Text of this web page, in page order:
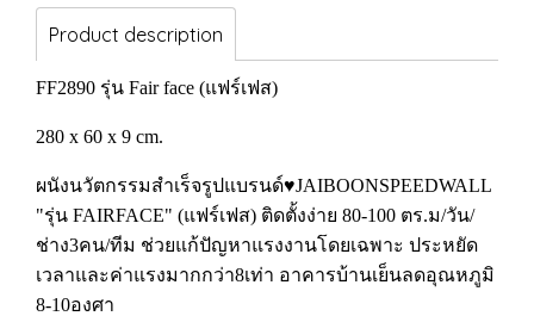
Product description
FF2890 รุ่น Fair face (แฟร์เฟส)
280 x 60 x 9 cm.
ผนังนวัตกรรมสำเร็จรูปแบรนด์♥️JAIBOONSPEEDWALL
"รุ่น FAIRFACE" (แฟร์เฟส) ติดตั้งง่าย 80-100 ตร.ม/วัน/
ช่าง3คน/ทีม ช่วยแก้ปัญหาแรงงานโดยเฉพาะ ประหยัด
เวลาและค่าแรงมากกว่า8เท่า อาคารบ้านเย็นลดอุณหภูมิ
8-10องศา